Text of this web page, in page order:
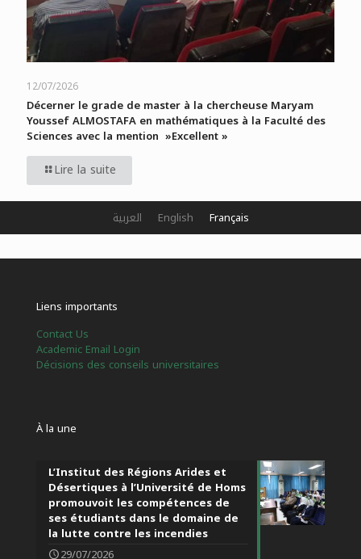
12/07/2026
Décerner le grade de master à la chercheuse Maryam
Youssef ALMOSTAFA en mathématiques à la Faculté des
Sciences avec la mention »Excellent »
Lire la suite
Liens importants
Contact Us
Academic Email Login
Décisions des conseils universitaires
À la une
L’Institut des Régions Arides et
Désertiques à l’Université de Homs
promouvoit les compétences de
ses étudiants dans le domaine de
la lutte contre les incendies
29/07/2026
العربية English Français